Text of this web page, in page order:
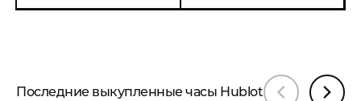
Последние выкупленные часы Hublot